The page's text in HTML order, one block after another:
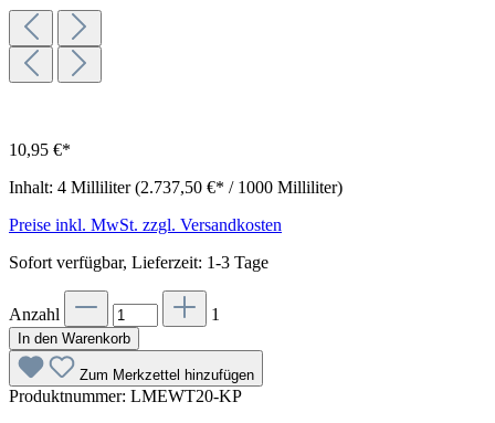
10,95 €*
Inhalt: 4 Milliliter(2.737,50 €* / 1000 Milliliter)
Preise inkl. MwSt. zzgl. Versandkosten
Sofort verfügbar, Lieferzeit: 1-3 Tage
Anzahl 1
In den Warenkorb
Zum Merkzettel hinzufügen
Produktnummer: LMEWT20-KP